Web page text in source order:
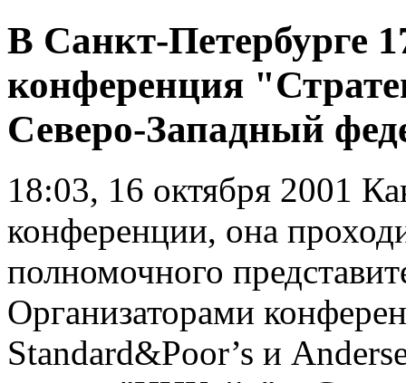
В Санкт-Петербурге
конференция
Северо-Западный
18:03, 16 октября 2001
конференции, она
полномочного
Организаторами
Standard&Poor’s и